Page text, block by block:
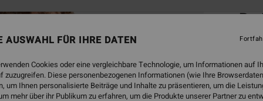
Re
ECO-
AUSWAHL FÜR IHRE DATEN
Cookies oder eine vergleichbare Technologie, um Informationen auf
zuzugreifen. Diese personenbezogenen Informationen (wie Ihre
um Ihnen personalisierte Beiträge und Inhalte zu präsentieren, um die
mehr über ihr Publikum zu erfahren, um die Produkte unserer Partner zu